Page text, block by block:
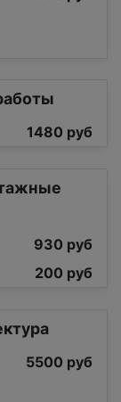
1480 руб
930 руб
200 руб
5500 руб